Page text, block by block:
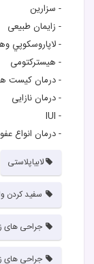
- سزارين
- زايمان طبيعی
- لاپاروسكوپي
- هيستركتومی
- درمان كيست
- درمان نازايی
- IUI
- درمان انواع
لابیاپلاستی
سفید کردن
جراحی های
جراحی های